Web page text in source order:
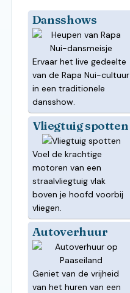
Dansshows
Ervaar het live gedeelte
van de Rapa Nui-cultuur
in een traditionele
dansshow.
Vliegtuig spotten
Voel de krachtige
motoren van een
straalvliegtuig vlak
boven je hoofd voorbij
vliegen.
Autoverhuur
Geniet van de vrijheid
van het huren van een